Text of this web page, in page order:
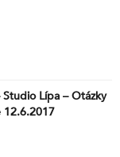
Lípa – Otázky
12.6.2017